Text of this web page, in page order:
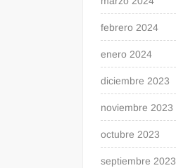
febrero 2024
enero 2024
diciembre 2023
noviembre 2023
octubre 2023
septiembre 2023